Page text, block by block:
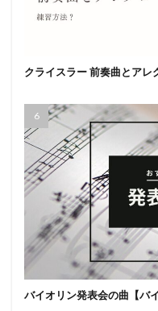
クライスラー 前奏曲とアレ
バイオリン発表会の曲【バ